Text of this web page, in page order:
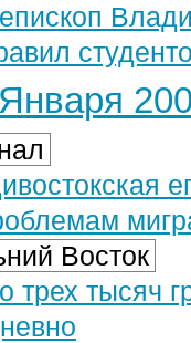
Восток
трех тысяч